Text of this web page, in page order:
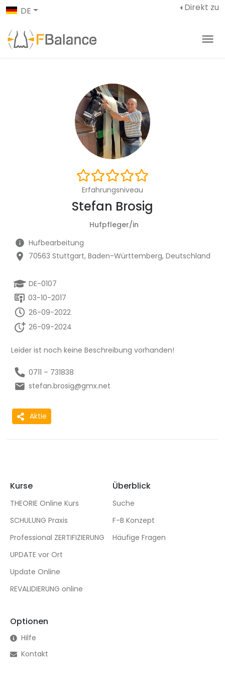
DE Direkt zu
Erfahrungsniveau
Stefan Brosig
Hufpfleger/in
Hufbearbeitung
70563 Stuttgart, Baden-Württemberg, Deutschland
DE-0107
03-10-2017
26-09-2022
26-09-2024
Leider ist noch keine Beschreibung vorhanden!
0711 – 731838
stefan.brosig@gmx.net
Aktie
Kurse
THEORIE Online Kurs
SCHULUNG Praxis
Professional ZERTIFIZIERUNG
UPDATE vor Ort
Update Online
REVALIDIERUNG online
Überblick
Suche
F-B Konzept
Häufige Fragen
Optionen
Hilfe
Kontakt